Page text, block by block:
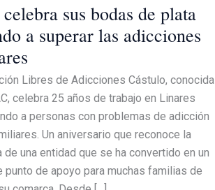
sus bodas de plata
a superar las adicciones
Libres de Adicciones Cástulo, conocida
celebra 25 años de trabajo en Linares
a personas con problemas de adicción
Un aniversario que reconoce la
de una entidad que se ha convertido en un
punto de apoyo para muchas familias de